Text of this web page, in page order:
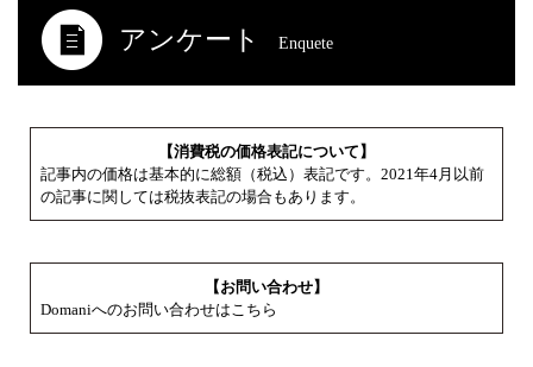
アンケート Enquete
【消費税の価格表記について】
記事内の価格は基本的に総額（税込）表記です。2021年4月以前
の記事に関しては税抜表記の場合もあります。
【お問い合わせ】
Domaniへのお問い合わせはこちら